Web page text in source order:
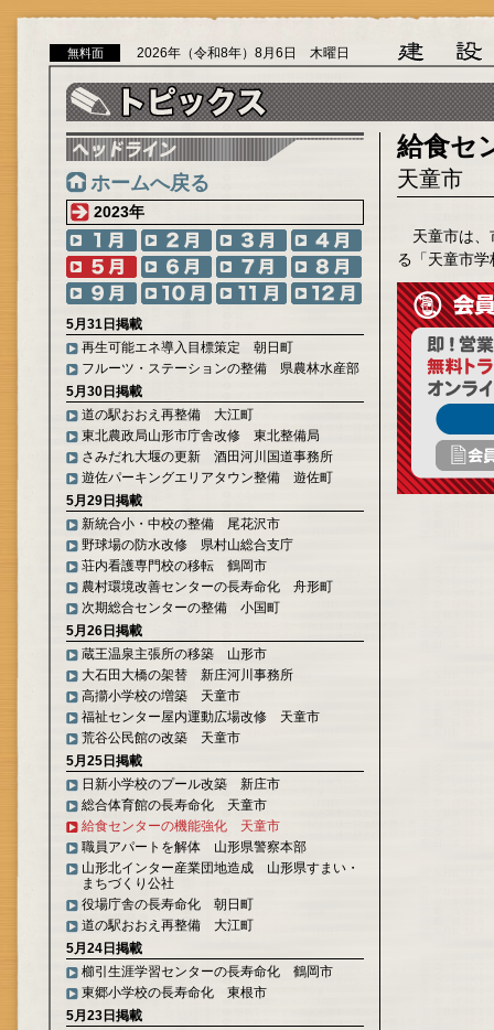
無料面 2026年（令和8年）8月6日 木曜日
ホームへ戻る
2023年
5月31日掲載
再生可能エネ導入目標策定 朝日町
フルーツ・ステーションの整備 県農林水産部
5月30日掲載
道の駅おおえ再整備 大江町
東北農政局山形市庁舎改修 東北整備局
さみだれ大堰の更新 酒田河川国道事務所
遊佐パーキングエリアタウン整備 遊佐町
5月29日掲載
新統合小・中校の整備 尾花沢市
野球場の防水改修 県村山総合支庁
荘内看護専門校の移転 鶴岡市
農村環境改善センターの長寿命化 舟形町
次期総合センターの整備 小国町
5月26日掲載
蔵王温泉主張所の移築 山形市
大石田大橋の架替 新庄河川事務所
高擶小学校の増築 天童市
福祉センター屋内運動広場改修 天童市
荒谷公民館の改築 天童市
5月25日掲載
日新小学校のプール改築 新庄市
総合体育館の長寿命化 天童市
給食センターの機能強化 天童市
職員アパートを解体 山形県警察本部
山形北インター産業団地造成 山形県すまい・
まちづくり公社
役場庁舎の長寿命化 朝日町
道の駅おおえ再整備 大江町
5月24日掲載
櫛引生涯学習センターの長寿命化 鶴岡市
東郷小学校の長寿命化 東根市
5月23日掲載
給食セ
天童市
天童市は、
る「天童市